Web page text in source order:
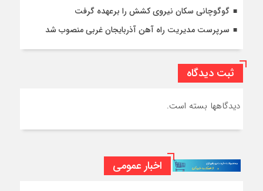
گوگوچانی سکان نیروی کشش را برعهده گرفت
سرپرست مدیریت راه آهن آذربایجان غربی منصوب شد
ثبت دیدگاه
دیدگاهها بسته است.
اخبار عمومی